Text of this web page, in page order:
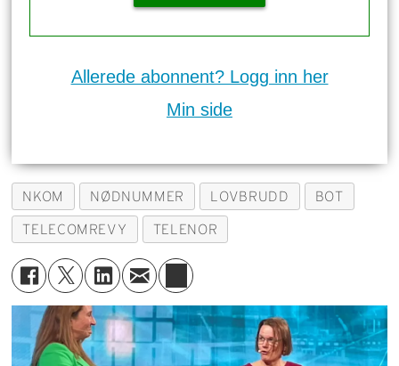
Allerede abonnent? Logg inn her
Min side
NKOM NØDNUMMER LOVBRUDD BOT
TELECOMREVY TELENOR